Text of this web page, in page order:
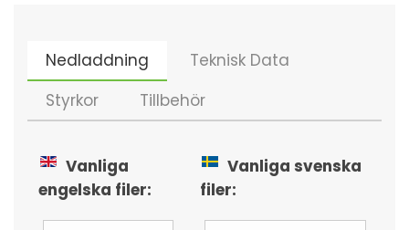
Nedladdning
Teknisk Data
Styrkor
Tillbehör
Vanliga
engelska filer:
Vanliga svenska
filer: